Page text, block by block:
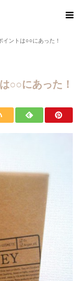
イントは○○にあった！
○○にあった！